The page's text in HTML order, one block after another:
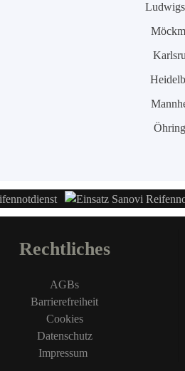
Rechtliches
AGBs
Barrierefreiheit
Cookies
Datenschutz
Impressum